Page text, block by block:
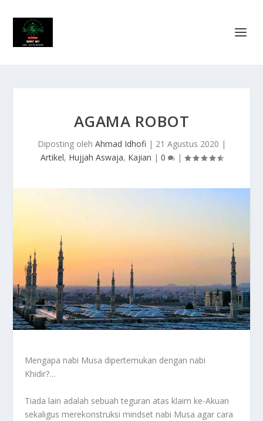
AGAMA ROBOT
Diposting oleh Ahmad Idhofi | 21 Agustus 2020 |
Artikel, Hujjah Aswaja, Kajian | 0 |
Mengapa nabi Musa dipertemukan dengan nabi
Khidir?…
Tiada lain adalah sebuah teguran atas klaim ke-Akuan
sekaligus merekonstruksi mindset nabi Musa agar cara